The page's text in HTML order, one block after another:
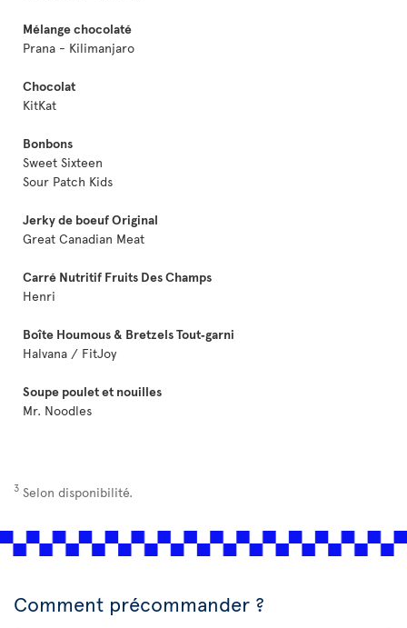
Mélange chocolaté
Prana - Kilimanjaro
Chocolat
KitKat
Bonbons
Sweet Sixteen
Sour Patch Kids
Jerky de boeuf Original
Great Canadian Meat
Carré Nutritif Fruits Des Champs
Henri
Boîte Houmous & Bretzels Tout‑garni
Halvana / FitJoy
Soupe poulet et nouilles
Mr. Noodles
3 Selon disponibilité.
Comment précommander ?